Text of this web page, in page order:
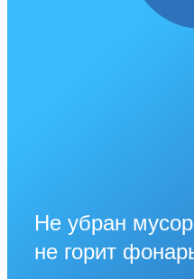
Не убран
не горит